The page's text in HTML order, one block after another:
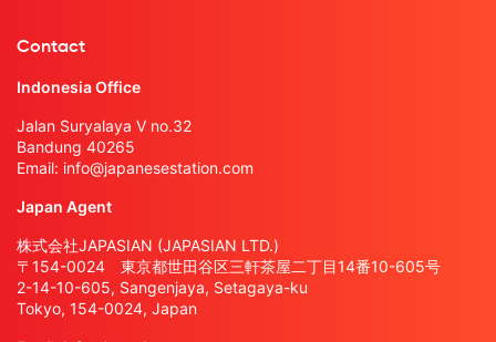
Contact
Indonesia Office
Jalan Suryalaya V no.32
Bandung 40265
Email: info@japanesestation.com
Japan Agent
株式会社JAPASIAN (JAPASIAN LTD.)
〒154-0024 東京都世田谷区三軒茶屋二丁目14番10-605号
2-14-10-605, Sangenjaya, Setagaya-ku
Tokyo, 154-0024, Japan